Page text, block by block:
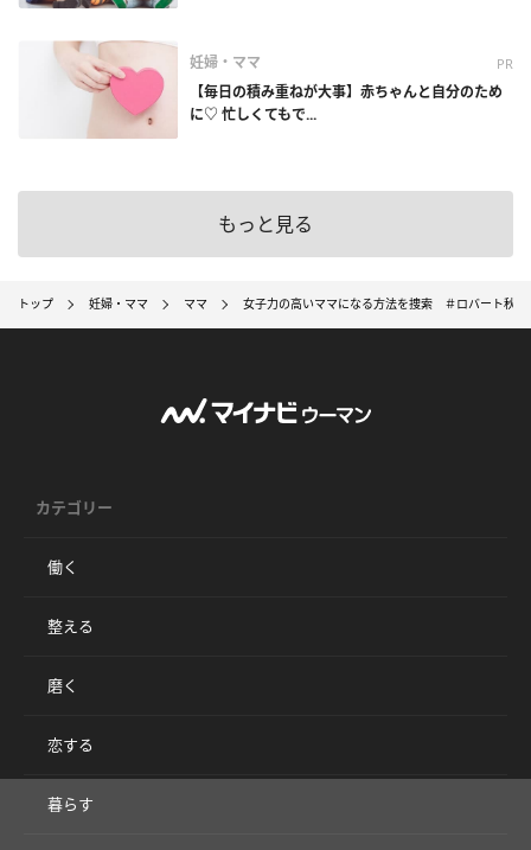
妊婦・ママ PR
【毎日の積み重ねが大事】赤ちゃんと自分のため
に♡ 忙しくてもで...
もっと見る
トップ 妊婦・ママ ママ 女子力の高いママになる方法を捜索 ＃ロバート秋山
カテゴリー
働く
整える
磨く
恋する
暮らす